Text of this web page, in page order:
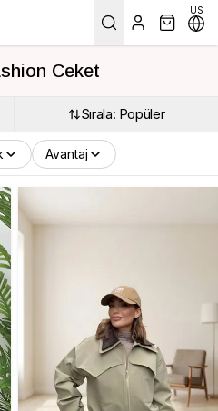
US
Ceket
Sırala: Popüler
Avantaj